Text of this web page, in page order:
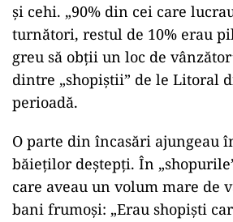
și cehi. „90% din cei care
turnători, restul de 10% erau
greu să obţii un loc de
dintre „shopiştii” de le Litoral
perioadă.
O parte din încasări ajungeau
băieţilor deştepţi. În
care aveau un volum mare de
bani frumoși: „Erau shopişti